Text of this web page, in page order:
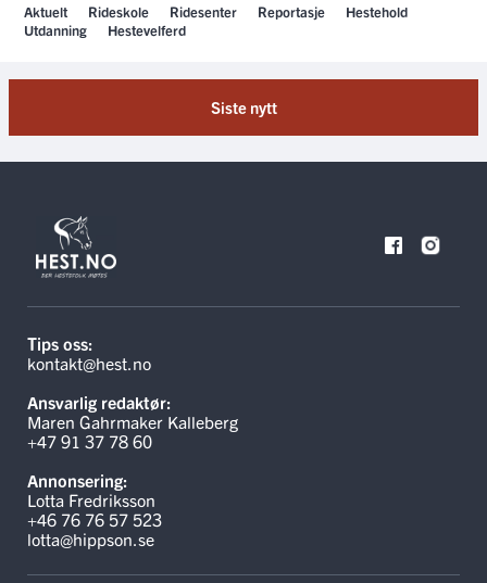
Aktuelt Rideskole Ridesenter Reportasje
Hestehold
Utdanning
Hestevelferd
Siste nytt
Tips oss:
kontakt@hest.no
Ansvarlig redaktør:
Maren Gahrmaker Kalleberg
+47 91 37 78 60
Annonsering:
Lotta Fredriksson
+46 76 76 57 523
lotta@hippson.se